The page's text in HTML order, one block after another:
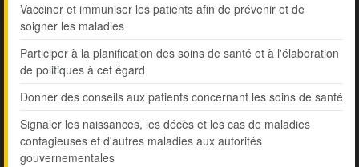
Vacciner et immuniser les patients afin de prévenir et de
soigner les maladies
Participer à la planification des soins de santé et à l'élaboration
de politiques à cet égard
Donner des conseils aux patients concernant les soins de santé
Signaler les naissances, les décès et les cas de maladies
contagieuses et d'autres maladies aux autorités
gouvernementales